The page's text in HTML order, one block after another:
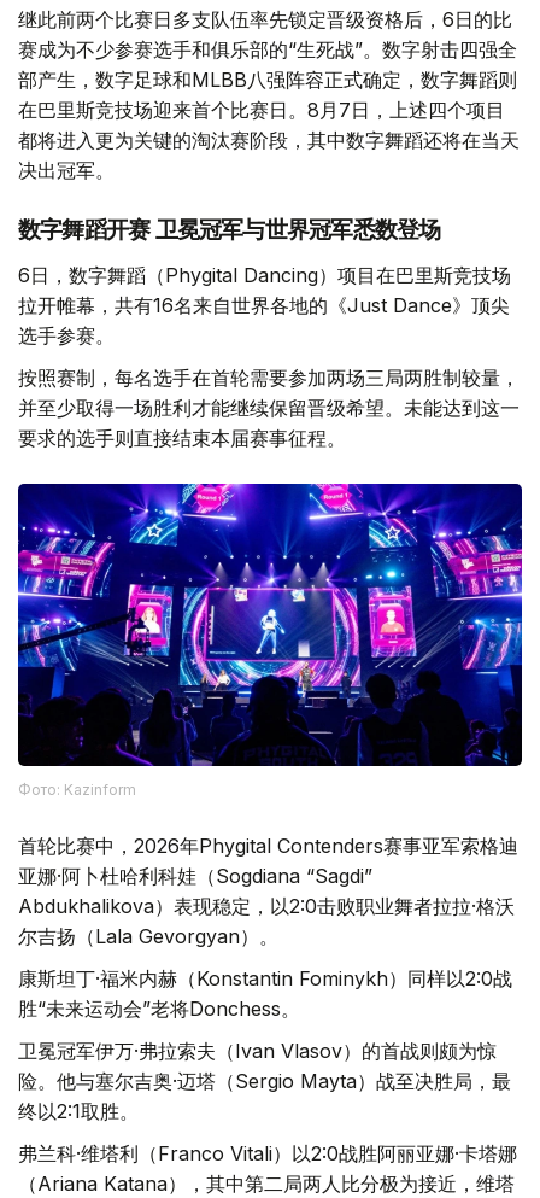
继此前两个比赛日多支队伍率先锁定晋级资格后，6日的比
赛成为不少参赛选手和俱乐部的“生死战”。数字射击四强全
部产生，数字足球和MLBB八强阵容正式确定，数字舞蹈则
在巴里斯竞技场迎来首个比赛日。8月7日，上述四个项目
都将进入更为关键的淘汰赛阶段，其中数字舞蹈还将在当天
决出冠军。
数字舞蹈开赛 卫冕冠军与世界冠军悉数登场
6日，数字舞蹈（Phygital Dancing）项目在巴里斯竞技场
拉开帷幕，共有16名来自世界各地的《Just Dance》顶尖
选手参赛。
按照赛制，每名选手在首轮需要参加两场三局两胜制较量，
并至少取得一场胜利才能继续保留晋级希望。未能达到这一
要求的选手则直接结束本届赛事征程。
Фото: Kazinform
首轮比赛中，2026年Phygital Contenders赛事亚军索格迪
亚娜·阿卜杜哈利科娃（Sogdiana “Sagdi”
Abdukhalikova）表现稳定，以2:0击败职业舞者拉拉·格沃
尔吉扬（Lala Gevorgyan）。
康斯坦丁·福米内赫（Konstantin Fominykh）同样以2:0战
胜“未来运动会”老将Donchess。
卫冕冠军伊万·弗拉索夫（Ivan Vlasov）的首战则颇为惊
险。他与塞尔吉奥·迈塔（Sergio Mayta）战至决胜局，最
终以2:1取胜。
弗兰科·维塔利（Franco Vitali）以2:0战胜阿丽亚娜·卡塔娜
（Ariana Katana），其中第二局两人比分极为接近，维塔